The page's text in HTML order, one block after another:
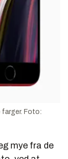
farger. Foto:
mye fra de